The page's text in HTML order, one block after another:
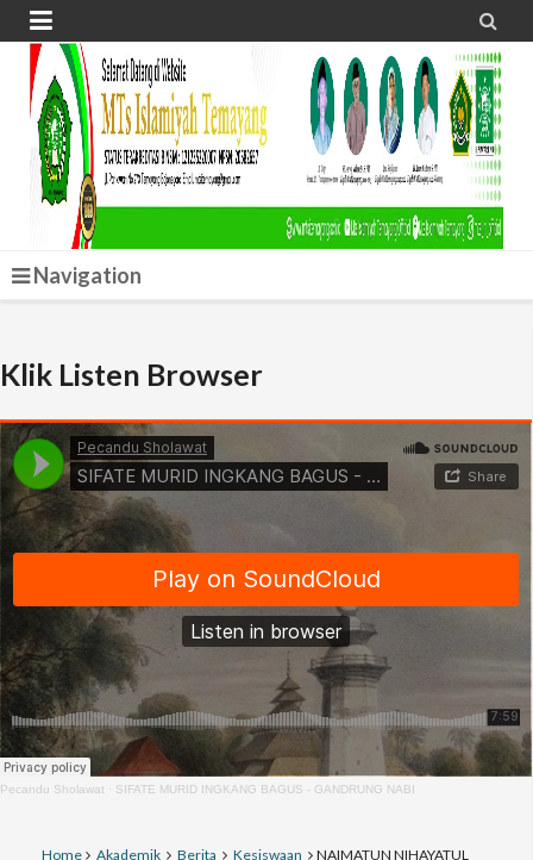
 
Navigation
Klik Listen Browser
Pecandu Sholawat · SIFATE MURID INGKANG BAGUS - GANDRUNG NABI
Home Akademik Berita Kesiswaan
NAIMATUN NIHAYATUL